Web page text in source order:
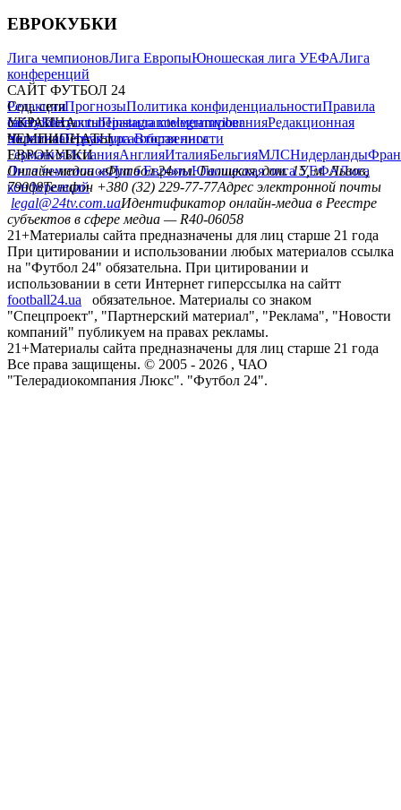
ЕВРОКУБКИ
Лига чемпионовЛига ЕвропыЮношеская лига УЕФАЛига
конференций
САЙТ ФУТБОЛ 24
РедакцияПрогнозыПолитика конфиденциальностиПравила
сайтуКонтактыПравила комментированияРедакционная
политикаСтруктура собственности
Соц. сети
facebookxyoutubeinstagramtelegramviber
УКРАИНА
УкраинаПервая лигаВторая лига
ЧЕМПИОНАТЫ
ГерманияИспанияАнглияИталияБельгияМЛСНидерланды
ЕВРОКУБКИ
Лига чемпионовЛига ЕвропыЮношеская лига УЕФАЛига
конференций
Онлайн-медиа «Футбол 24»пл. Галицкая, дом. 15, м. Львов,
79008Телефон +380 (32) 229-77-77Адрес электронной почты
legal@24tv.com.uaИдентификатор онлайн-медиа в Реестре
субъектов в сфере медиа — R40-06058
21+Материалы сайта предназначены для лиц старше 21 года
При цитировании и использовании любых материалов ссылка
на "Футбол 24" обязательна. При цитировании и
использовании в сети Интернет гиперссылка на сайтт
football24.ua
обязательное. Материалы со знаком
"Спецпроект", "Партнерский материал", "Реклама", "Новости
компаний" публикуем на правах рекламы.
21+Материалы сайта предназначены для лиц старше 21 года
Все права защищены. © 2005 - 2026 , ЧАО
"Телерадиокомпания Люкс". "Футбол 24".